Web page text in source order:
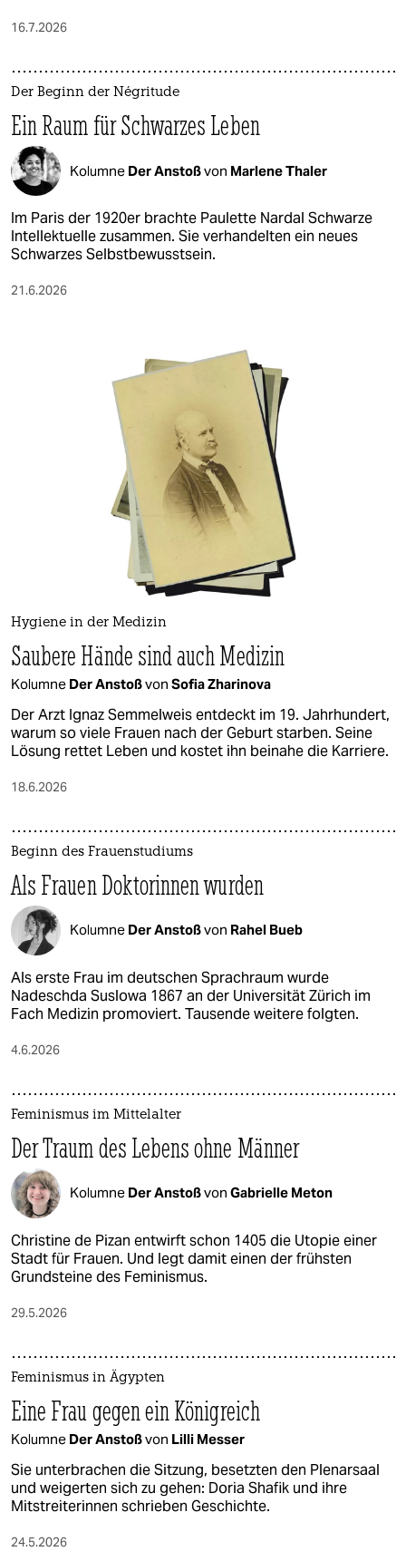
16.7.2026
Der Beginn der Négritude
Ein Raum für Schwarzes Leben
Kolumne Der Anstoßvon Marlene Thaler
Im Paris der 1920er brachte Paulette Nardal Schwarze
Intellektuelle zusammen. Sie verhandelten ein neues
Schwarzes Selbstbewusstsein.
21.6.2026
Hygiene in der Medizin
Saubere Hände sind auch Medizin
Kolumne Der Anstoßvon Sofia Zharinova
Der Arzt Ignaz Semmelweis entdeckt im 19. Jahrhundert,
warum so viele Frauen nach der Geburt starben. Seine
Lösung rettet Leben und kostet ihn beinahe die Karriere.
18.6.2026
Beginn des Frauenstudiums
Als Frauen Doktorinnen wurden
Kolumne Der Anstoßvon Rahel Bueb
Als erste Frau im deutschen Sprachraum wurde
Nadeschda Suslowa 1867 an der Universität Zürich im
Fach Medizin promoviert. Tausende weitere folgten.
4.6.2026
Feminismus im Mittelalter
Der Traum des Lebens ohne Männer
Kolumne Der Anstoßvon Gabrielle Meton
Christine de Pizan entwirft schon 1405 die Utopie einer
Stadt für Frauen. Und legt damit einen der frühsten
Grundsteine des Feminismus.
29.5.2026
Feminismus in Ägypten
Eine Frau gegen ein Königreich
Kolumne Der Anstoßvon Lilli Messer
Sie unterbrachen die Sitzung, besetzten den Plenarsaal
und weigerten sich zu gehen: Doria Shafik und ihre
Mitstreiterinnen schrieben Geschichte.
24.5.2026